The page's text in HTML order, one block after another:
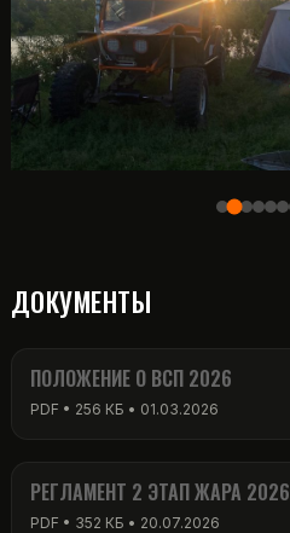
ДОКУМЕНТЫ
ПОЛОЖЕНИЕ О ВСП 2026
PDF • 256 КБ • 01.03.2026
РЕГЛАМЕНТ 2 ЭТАП ЖАРА 2026
PDF • 352 КБ • 20.07.2026